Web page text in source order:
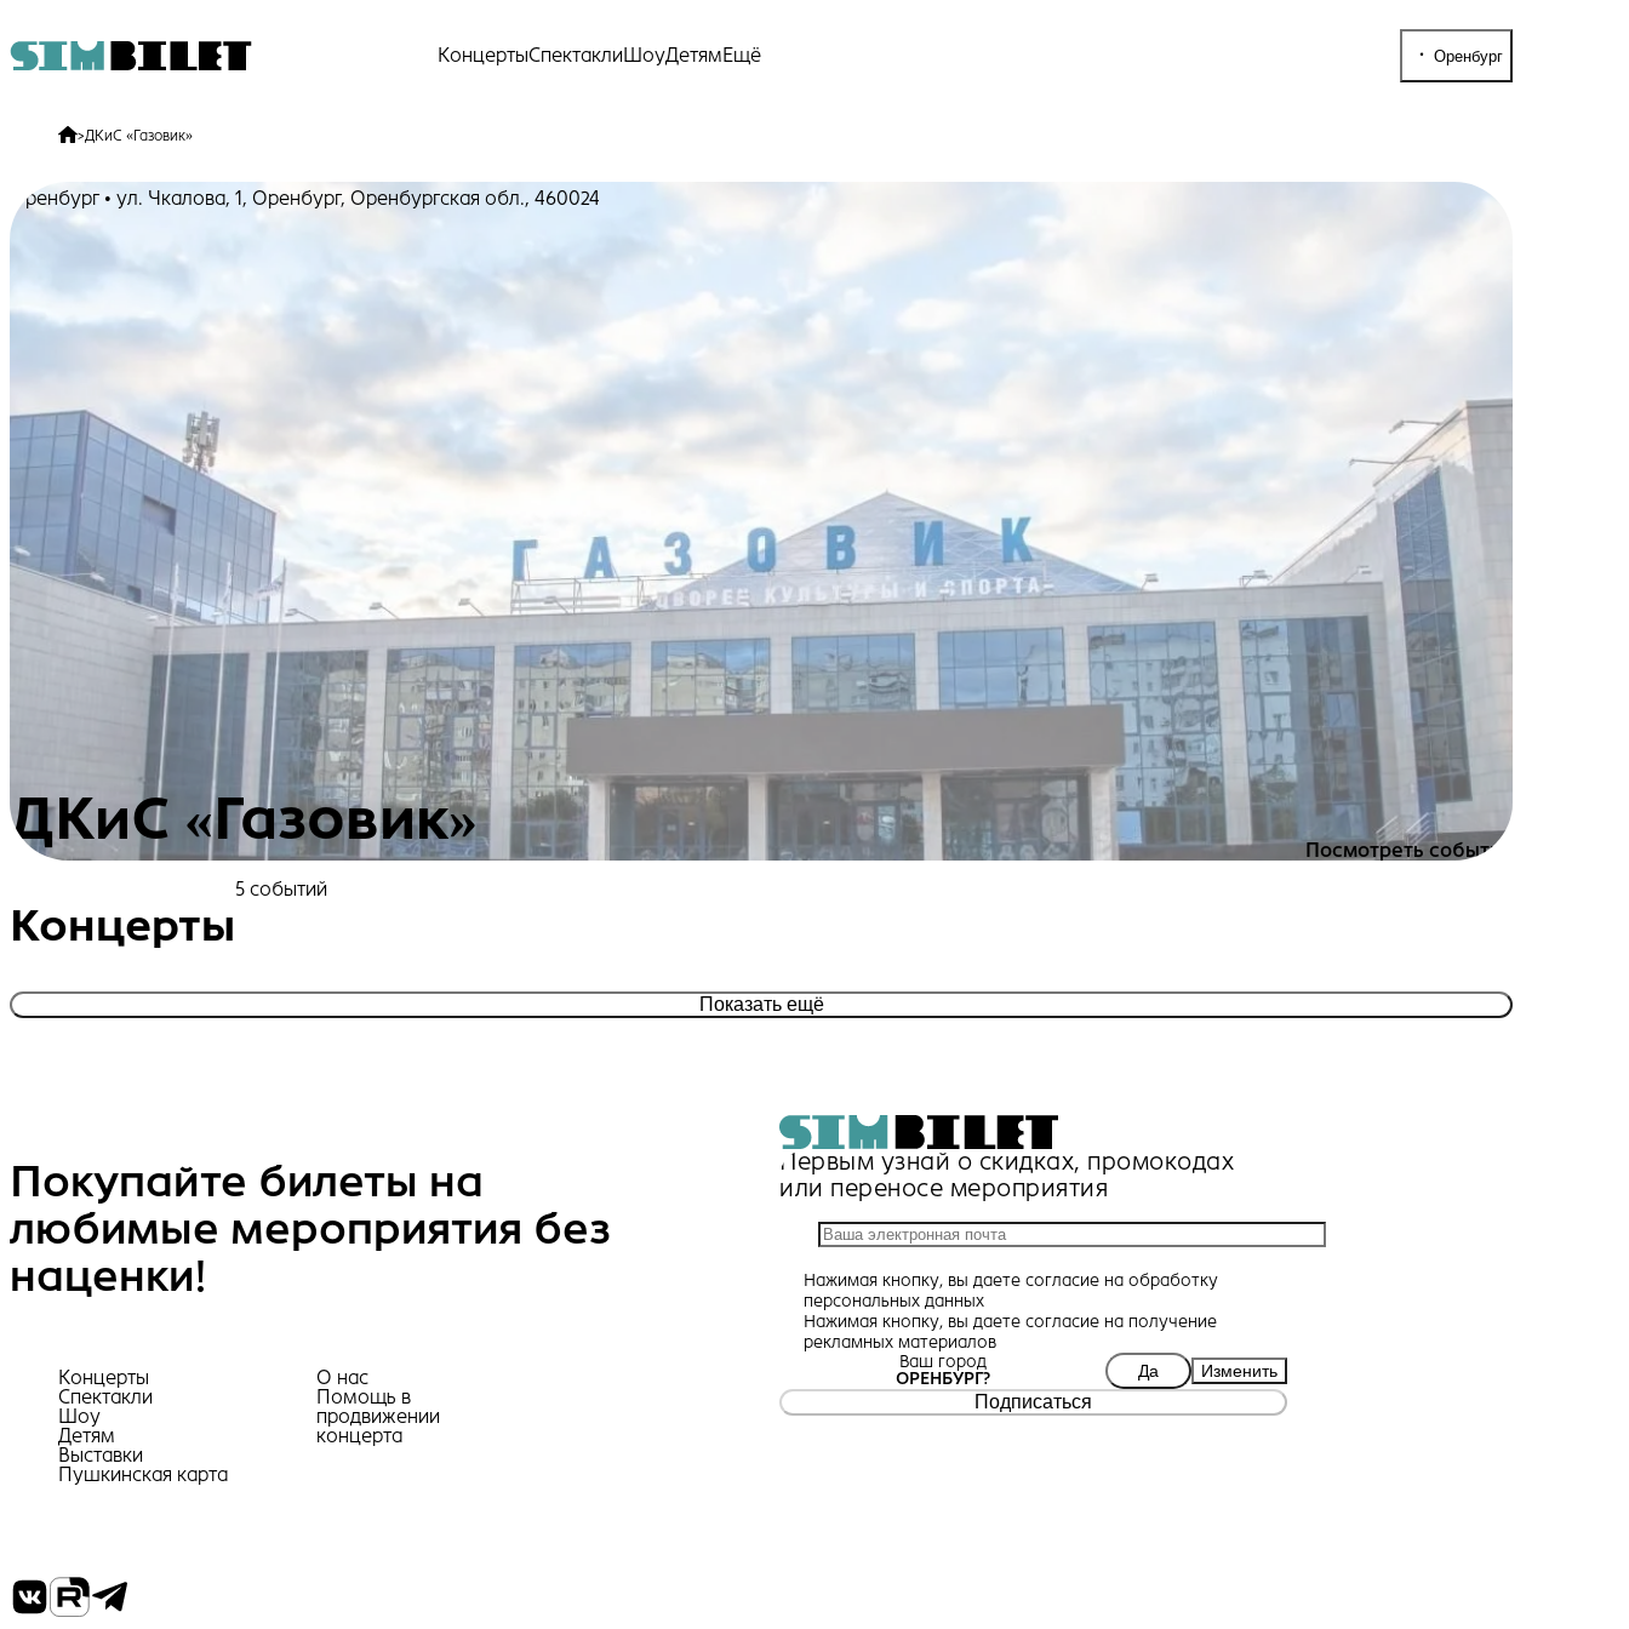
КонцертыСпектакли ШоуДетямЕщё Оренбург
>ДКиС «Газовик»
Оренбург • ул. Чкалова, 1, Оренбург, Оренбургская обл., 460024
ДКиС «Газовик» Посмотреть события
Концерты
5 событий
Показать ещё
Покупайте билеты на
любимые мероприятия без
наценки!
Концерты
Спектакли
Шоу
Детям
Выставки
Пушкинская карта
О нас
Помощь в
продвижении
концерта
Первым узнай о скидках, промокодах
или переносе мероприятия
Нажимая кнопку, вы даете согласие на обработку
персональных данных
Нажимая кнопку, вы даете согласие на получение
рекламных материалов
Ваш город
ОРЕНБУРГ?
Да Изменить
Подписаться